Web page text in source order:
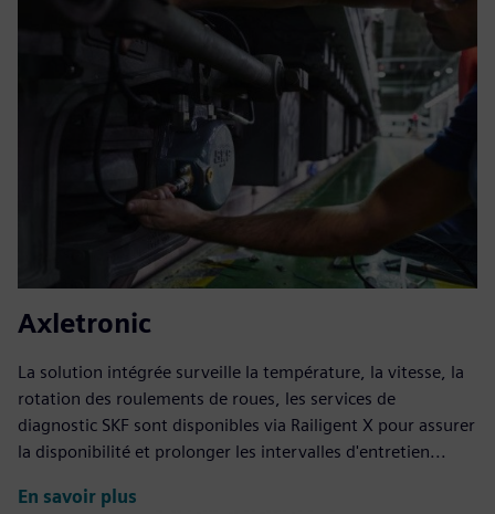
Axletronic
La solution intégrée surveille la température, la vitesse, la
rotation des roulements de roues, les services de
diagnostic SKF sont disponibles via Railigent X pour assurer
la disponibilité et prolonger les intervalles d'entretien...
En savoir plus